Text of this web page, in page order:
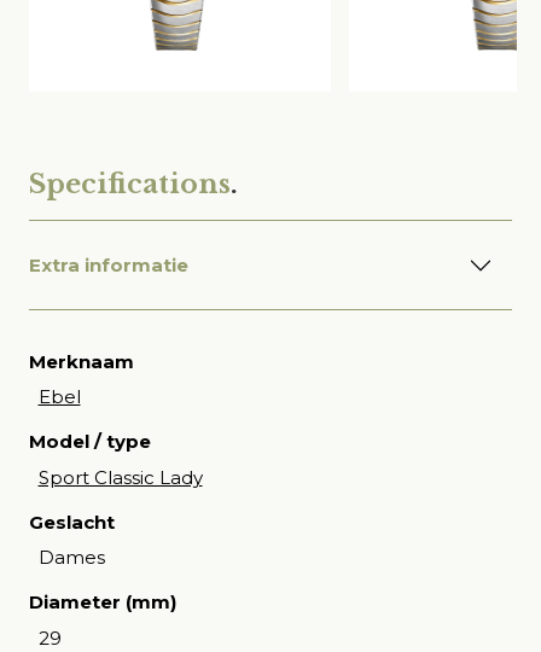
Specifications.
Extra informatie
Merknaam
Ebel
Model / type
Sport Classic Lady
Geslacht
Dames
Diameter (mm)
29